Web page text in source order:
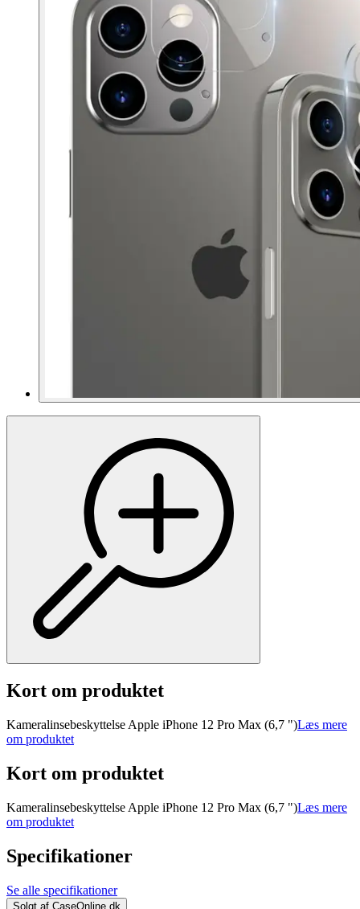
Kort om produktet
Kameralinsebeskyttelse Apple iPhone 12 Pro Max (6,7 ")Læs mere
om produktet
Kort om produktet
Kameralinsebeskyttelse Apple iPhone 12 Pro Max (6,7 ")Læs mere
om produktet
Specifikationer
Se alle specifikationer
Solgt af CaseOnline.dk